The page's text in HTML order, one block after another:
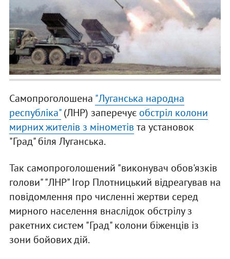
Самопроголошена "Луганська народна
республіка"(ЛНР) заперечує обстріл колони
мирних жителів з мінометів та установок
"Град" біля Луганська.
Так самопроголошений "виконувач обов'язків
голови" "ЛНР" Ігор Плотницький відреагував на
повідомлення про численні жертви серед
мирного населення внаслідок обстрілу з
ракетних систем "Град" колони біженців із
зони бойових дій.